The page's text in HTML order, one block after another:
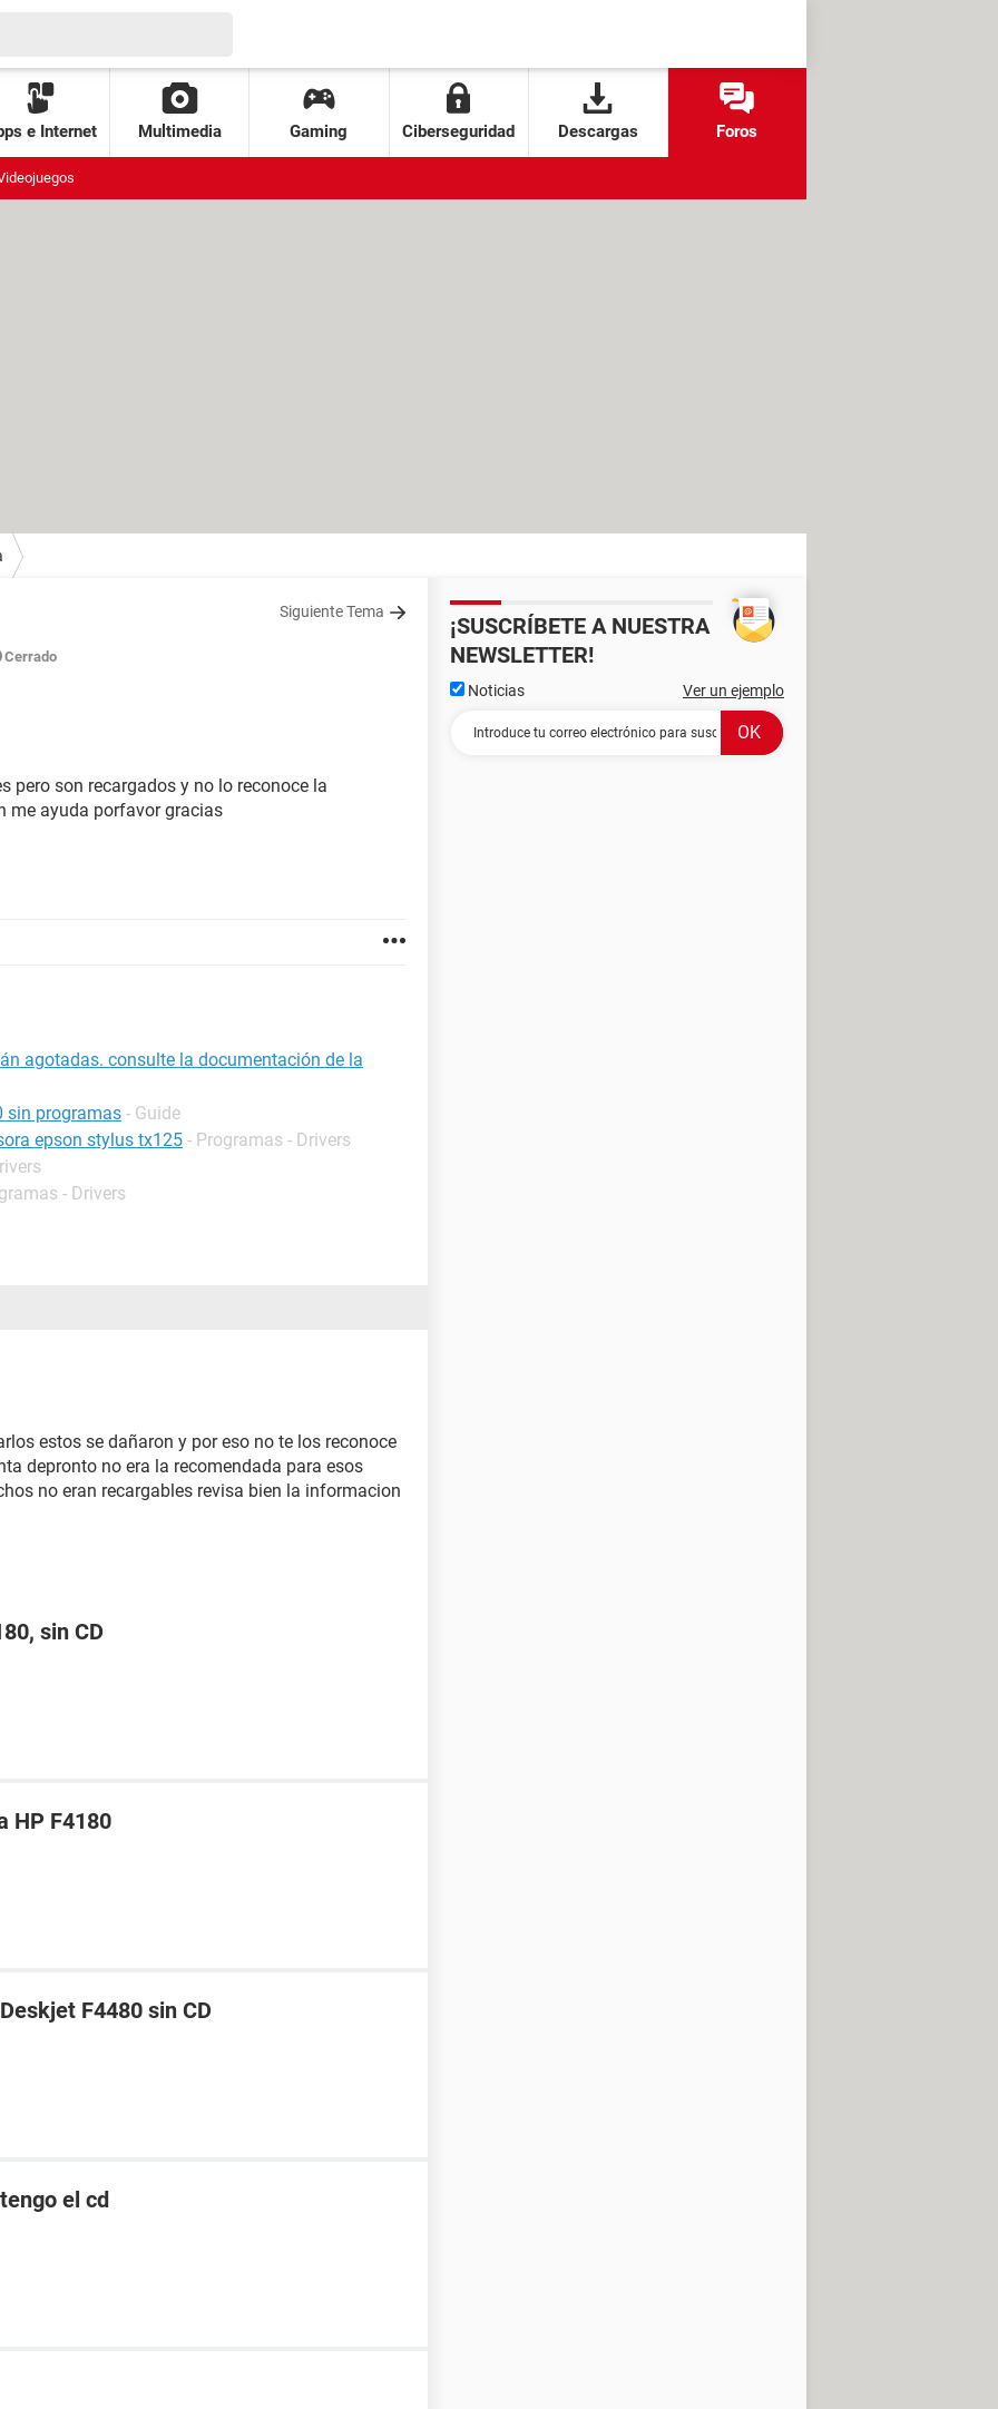
e Internet Multimedia Gaming Ciberseguridad Descargas Foros
Siguiente Tema
Cerrado
pero son recargados y no lo reconoce la
me ayuda porfavor gracias
agotadas. consulte la documentación de la
sin programas - Guide
epson stylus tx125 - Programas - Drivers
- Drivers
estos se dañaron y por eso no te los reconoce
depronto no era la recomendada para esos
no eran recargables revisa bien la informacion
sin CD
HP F4180
F4480 sin CD
el cd
¡SUSCRÍBETE A NUESTRA
NEWSLETTER!
Noticias Ver un ejemplo